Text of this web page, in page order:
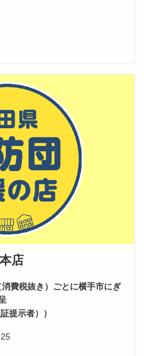
店
費税抜き）ごとに横手市にぎ
提示者））